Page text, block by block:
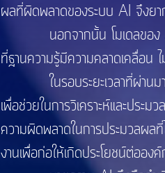
ผลที่ผิดพลาดของระบบ AI จึงยา
นอกจากนั้น โมเดลของ AI ที่
ที่ฐานความรู้มีความคลาดเคลื่อน
ในรอบระยะเวลาที่ผ่านมาก
เพื่อช่วยในการวิเคราะห์และปร
ความผิดพลาดในการประมวลผล
งานเพื่อก่อให้เกิดประโยชน์ต่ออ